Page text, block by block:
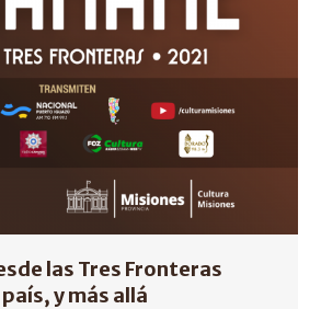
las Tres Fronteras
y más allá